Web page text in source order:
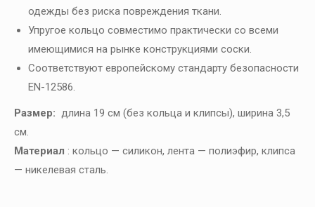
одежды без риска повреждения ткани.
Упругое кольцо совместимо практически со всеми
имеющимися на рынке конструкциями соски.
Соответствуют европейскому стандарту безопасности
EN-12586.
Размер: длина 19 см (без кольца и клипсы), ширина 3,5
см.
Материал : кольцо — силикон, лента — полиэфир, клипса
— никелевая сталь.